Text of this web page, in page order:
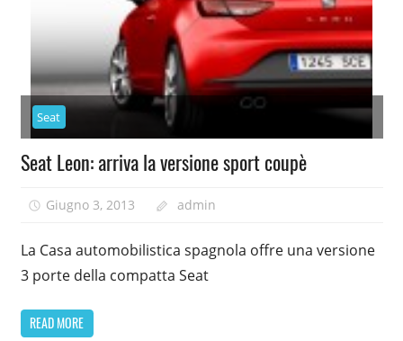
Seat
Seat Leon: arriva la versione sport coupè
Giugno 3, 2013 admin
La Casa automobilistica spagnola offre una versione
3 porte della compatta Seat
READ MORE